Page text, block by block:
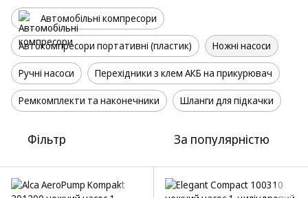
Автомобільні компресори
Автокомпресори портативні (пластик) Ножні насоси
Ручні насоси Перехідники з клем АКБ на прикурювач
Ремкомплекти та наконечники Шланги для підкачки
Фільтр За популярністю